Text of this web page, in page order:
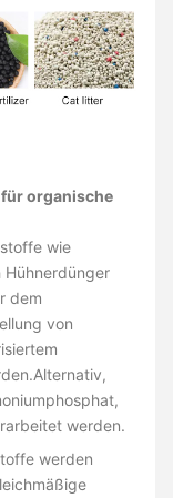
organische
wie
Hühnerdünger
dem
von
werden.
werden